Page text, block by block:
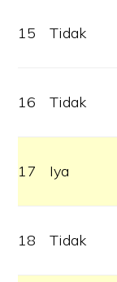
15 Tidak
16 Tidak
17 Iya
18 Tidak